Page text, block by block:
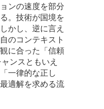
ンの速度を部分
。技術が国境を
かし、逆に言え
のコンテキスト
に合った「信頼
ンスともいえ
一律的な正し
適解を求める流